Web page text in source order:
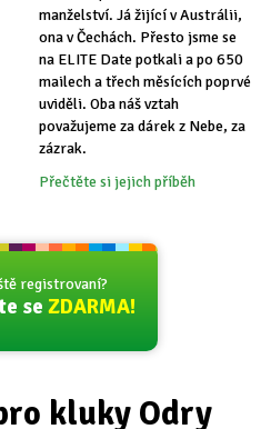
manželství. Já žijící v Austrálii,
ona v Čechách. Přesto jsme se
na ELITE Date potkali a po 650
mailech a třech měsících poprvé
uviděli. Oba náš vztah
považujeme za dárek z Nebe, za
zázrak.
Přečtěte si jejich příběh
registrovaní?
se ZDARMA!
kluky Odry